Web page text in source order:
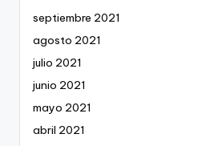
septiembre 2021
agosto 2021
julio 2021
junio 2021
mayo 2021
abril 2021